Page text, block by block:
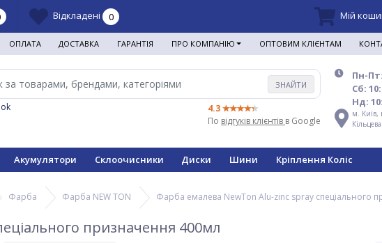
Відкладені 0 Мій
ОПЛАТА ДОСТАВКА ГАРАНТІЯ ПРО КОМПАНІЮ ОПТОВИМ КЛІЄНТАМ
ЗНАЙТИ
4.3
По відгуків клієнтів в Google
Пн-Пт:
Сб:
Нд:
м. Київ,
Акумулятори Склоочисники Диски Шини Кріплення Коліс
Фарба Фарба NEW TON Фарба емалева NewTon Alu-zinc spray спеціального
призначення 400мл